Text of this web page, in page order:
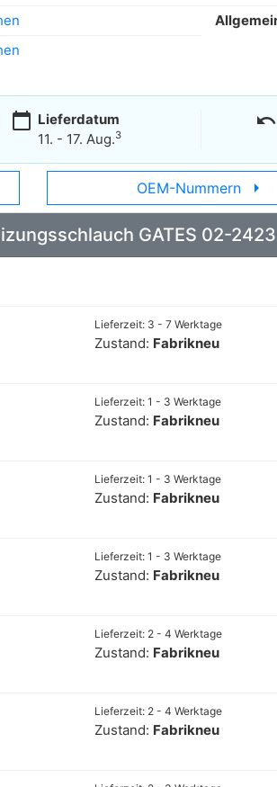
calendar_today Lieferdatum
11. - 17. Aug.3
undo
OEM-Nummern arrow_right
GATES 02-2423
Lieferzeit: 3 - 7 Werktage
Zustand: Fabrikneu
Lieferzeit: 1 - 3 Werktage
Zustand: Fabrikneu
Lieferzeit: 1 - 3 Werktage
Zustand: Fabrikneu
Lieferzeit: 1 - 3 Werktage
Zustand: Fabrikneu
Lieferzeit: 2 - 4 Werktage
Zustand: Fabrikneu
Lieferzeit: 2 - 4 Werktage
Zustand: Fabrikneu